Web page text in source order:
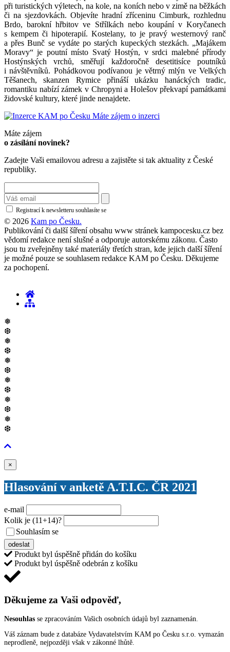
při turistických výletech, na kole, na koních nebo v zimě na běžkách
či na sjezdovkách. Objevíte hradní zříceninu Cimburk, rozhlednu
Brdo, barokní hřbitov ve Střílkách nebo koupání v Koryčanech
s kempem či hipoterapií. Kostelany, to je pravý westernový ranč
a přes Bunč se vydáte po starých kupeckých stezkách. „Majákem
Moravy“ je poutní místo Svatý Hostýn, v srdci malebné přírody
Hostýnských vrchů, směřují každoročně desetitisíce poutníků
i návštěvníků. Pohádkovou podívanou je větrný mlýn ve Velkých
Těšanech, skanzen Rymice přináší ukázku hanáckých tradic,
romantiku nabízí zámek v Chropyni a Holešov překvapí památkami
židovské kultury, které jinde nenajdete.
Máte zájem o inzerci
Máte zájem
o zásílání novinek?
Zadejte Vaši emailovou adresu a zajistěte si tak aktuality z České
republiky.
Registrací k newsletteru souhlasíte se
© 2026 Kam po Česku.
Publikování či další šíření obsahu www stránek kampocesku.cz bez
vědomí redakce není slušné a odporuje autorskému zákonu. Často
jsou tu zveřejněny také materiály třetích stran, kde jejich další šíření
je možné pouze se souhlasem redakce KAM po Česku. Děkujeme
za pochopení.
❅
❆
❅
❆
❅
❆
❅
❆
❅
❆
❅
❆
×
Hlasování v anketě A.T.I.C. ČR 2021
e-mail
Kolik je (11+14)?
Souhlasím se
odeslat
Produkt byl úspěšně přidán do košíku
Produkt byl úspěšně odebrán z košíku
Děkujeme za Vaši odpověď,
Nesouhlas se zpracováním Vašich osobních údajů byl zaznamenán.
Váš záznam bude z databáze Vydavatelstvím KAM po Česku s.r.o. vymazán
neprodleně, nejpozději však v zákonné lhůtě.